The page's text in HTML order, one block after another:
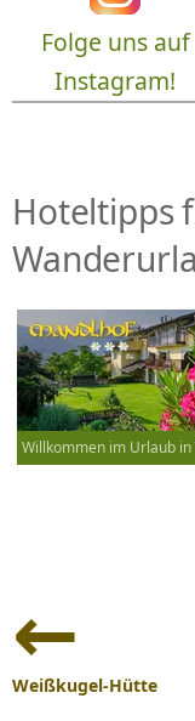
Folge uns auf
Instagram!
Hoteltipps
Willkommen im Urlaub in
Navigation
Weißkugel-Hütte